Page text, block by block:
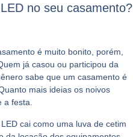
no seu casamento?
é muito bonito, porém,
já casou ou participou da
sabe que um casamento é
mais ideias os noivos
a festa.
cai como uma luva de cetim